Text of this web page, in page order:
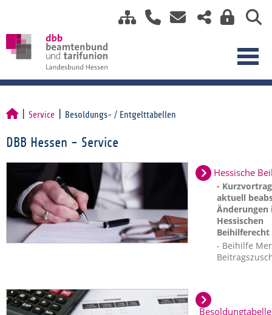
Service Besoldungs- / Entgelttabellen
DBB Hessen - Service
Hessische
-
aktuell
Änderungen
Hessischen
Beihilferecht
- Beihilfe